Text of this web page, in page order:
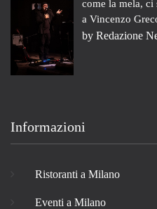
come la mela, ci
a Vincenzo
by Redazione
Informazioni
Ristoranti a Milano
Eventi a Milano